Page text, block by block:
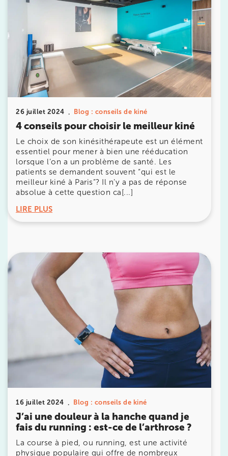
26 juillet 2024 Blog : conseils de kiné
4 conseils pour choisir le meilleur kiné
Le choix de son kinésithérapeute est un élément
essentiel pour mener à bien une rééducation
lorsque l’on a un problème de santé. Les
patients se demandent souvent “qui est le
meilleur kiné à Paris”? Il n’y a pas de réponse
absolue à cette question ca[...]
LIRE PLUS
16 juillet 2024 Blog : conseils de kiné
J’ai une douleur à la hanche quand je
fais du running : est-ce de l’arthrose ?
La course à pied, ou running, est une activité
physique populaire qui offre de nombreux
IK PARIS 8 – SAINT-LAZARE
20 Rue de la Pépinière 75008 Paris
20 Rue de la Pépinière 75008 Paris
Prenez RDV sur
Prenez RDV sur
PARIS 9 – PETRELLE
6 Rue Petrelle 75009 Paris
6 Rue Petrelle 75009 Paris
01 71 97 53 67
Prenez RDV sur
Prenez RDV sur
10 Rue Roubo 75011 Paris
01 83 96 48 65
Prenez RDV sur
Prenez RDV sur
IK VANVES
5 Rue Monge 92170 Vanves
5 Rue Monge 92170 Vanves
01 46 44 33 92
Prenez RDV sur
Prenez RDV sur
IK SAINT-GERMAIN
199 Bd Saint-Germain 75007 Paris